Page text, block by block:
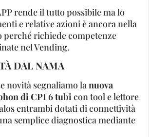
rende il tutto possibile ma lo
e relative azioni è ancora nella
perché richiede competenze
nel Vending.
DAL NAMA
novità segnaliamo lanuova
di CPI 6 tubicon tool e lettore
entrambi dotati di connettività
semplice diagnostica mediante